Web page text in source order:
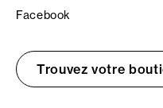
Facebook
Trouvez votre